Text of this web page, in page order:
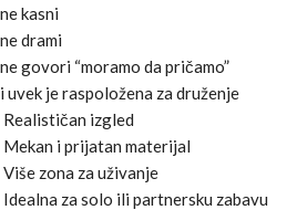
ne kasni
ne drami
ne govori “moramo da pričamo”
i uvek je raspoložena za druženje
Realističan izgled
Mekan i prijatan materijal
Više zona za uživanje
Idealna za solo ili partnersku zabavu